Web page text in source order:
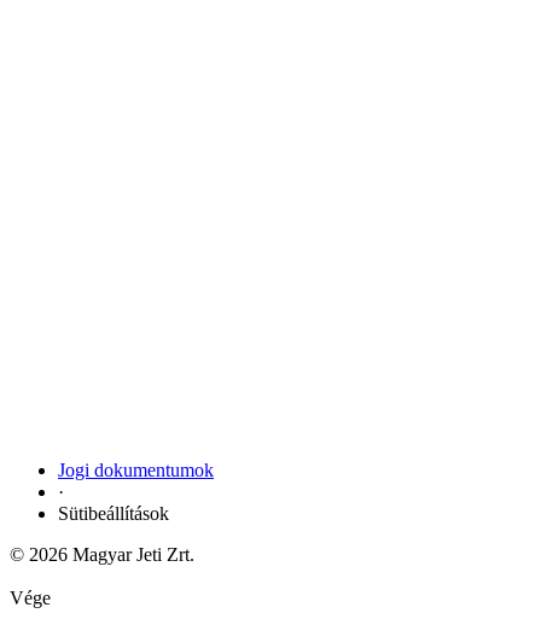
Jogi dokumentumok
·
Sütibeállítások
© 2026 Magyar Jeti Zrt.
Vége